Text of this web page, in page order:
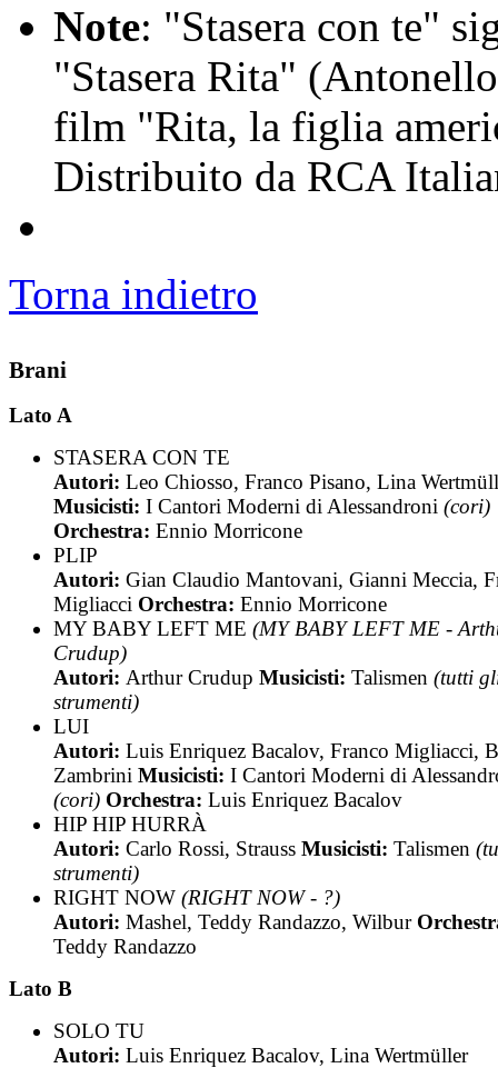
Note: "Stasera con te"
"Stasera Rita"
film "Rita, la figlia
Distribuito da RCA
Torna indietro
Brani
Lato A
STASERA CON TE
Autori: Leo Chiosso, Franco Pisano, Lina
Musicisti: I Cantori Moderni di Alessandroni (cori)
Orchestra: Ennio Morricone
PLIP
Autori: Gian Claudio Mantovani, Gianni Meccia,
Migliacci Orchestra: Ennio Morricone
MY BABY LEFT ME (MY BABY LEFT ME -
Crudup)
Autori: Arthur Crudup Musicisti: Talismen (tutti
strumenti)
LUI
Autori: Luis Enriquez Bacalov, Franco Migliacci,
Zambrini Musicisti: I Cantori Moderni di
(cori) Orchestra: Luis Enriquez Bacalov
HIP HIP HURRÀ
Autori: Carlo Rossi, Strauss Musicisti: Talismen
strumenti)
RIGHT NOW (RIGHT NOW - ?)
Autori: Mashel, Teddy Randazzo, Wilbur
Teddy Randazzo
Lato B
SOLO TU
Autori: Luis Enriquez Bacalov, Lina Wertmüller